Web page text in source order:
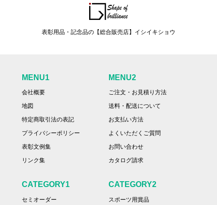
表彰用品・記念品の【総合販売店】イシイキショウ
MENU1
会社概要
地図
特定商取引法の表記
プライバシーポリシー
表彰文例集
リンク集
MENU2
ご注文・お見積り方法
送料・配送について
お支払い方法
よくいただくご質問
お問い合わせ
カタログ請求
CATEGORY1
セミオーダー
CATEGORY2
スポーツ用賞品